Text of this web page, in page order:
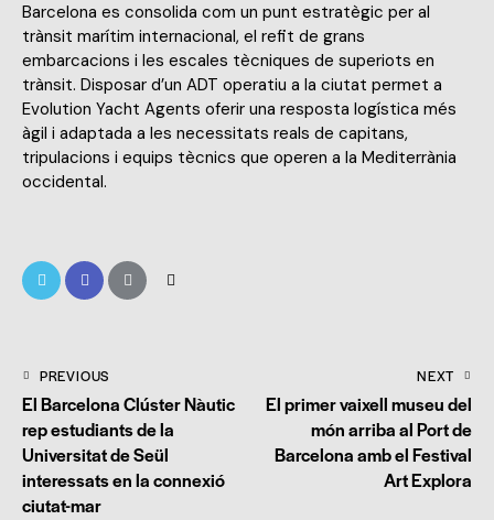
Barcelona es consolida com un punt estratègic per al
trànsit marítim internacional, el refit de grans
embarcacions i les escales tècniques de superiots en
trànsit. Disposar d’un ADT operatiu a la ciutat permet a
Evolution Yacht Agents oferir una resposta logística més
àgil i adaptada a les necessitats reals de capitans,
tripulacions i equips tècnics que operen a la Mediterrània
occidental.
PREVIOUS
El Barcelona Clúster Nàutic
rep estudiants de la
Universitat de Seül
interessats en la connexió
ciutat-mar
NEXT
El primer vaixell museu del
món arriba al Port de
Barcelona amb el Festival
Art Explora